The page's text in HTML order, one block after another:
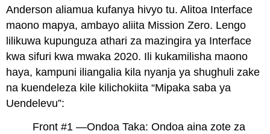
Anderson aliamua kufanya hivyo tu. Alitoa Interface
maono mapya, ambayo aliita Mission Zero. Lengo
lilikuwa kupunguza athari za mazingira ya Interface
kwa sifuri kwa mwaka 2020. Ili kukamilisha maono
haya, kampuni iliangalia kila nyanja ya shughuli zake
na kuendeleza kile kilichokiita “Mipaka saba ya
Uendelevu”:
Front #1 —Ondoa Taka: Ondoa aina zote za